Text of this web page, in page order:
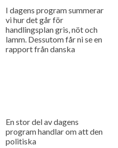
I dagens program summerar
vi hur det går för
handlingsplan gris, nöt och
lamm. Dessutom får ni se en
rapport från danska
En stor del av dagens
program handlar om att den
politiska